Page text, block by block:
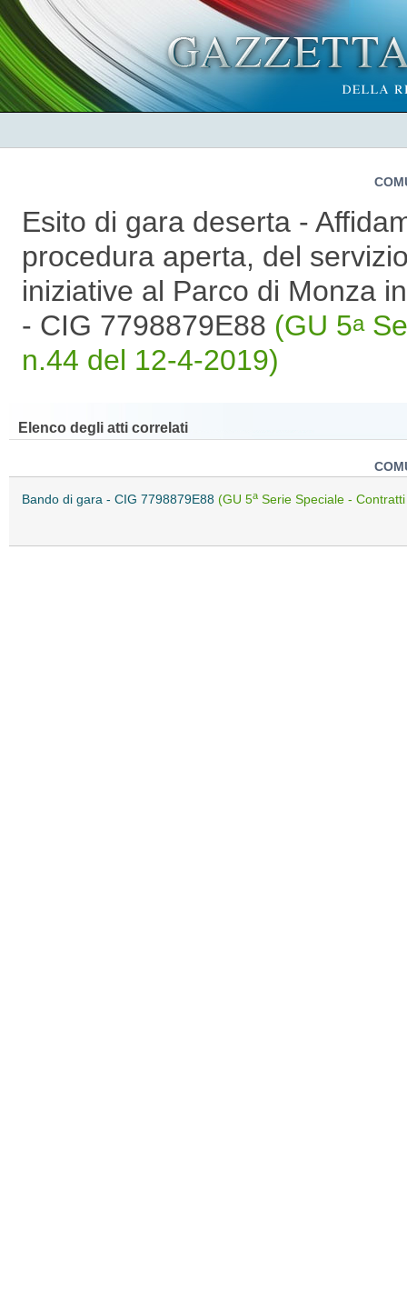
Esito di gara deserta -
procedura aperta, del
iniziative al Parco di Monza
- CIG 7798879E88 (GU 5a
n.44 del 12-4-2019)
Elenco degli atti correlati
Bando di gara - CIG 7798879E88 (GU 5a Serie Speciale -